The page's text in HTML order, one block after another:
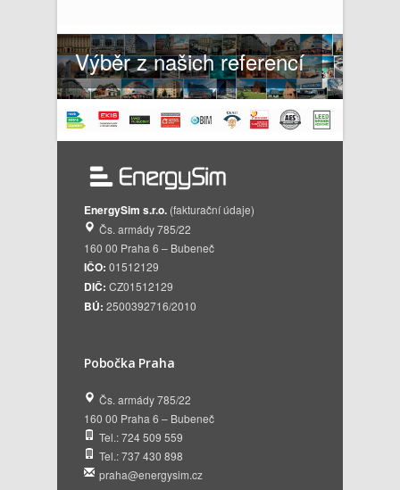
Výběr z našich referencí
EnergySim s.r.o. (fakturační údaje)
Čs. armády 785/22
160 00 Praha 6 – Bubeneč
IČO: 01512129
DIČ: CZ01512129
BÚ: 2500392716/2010
Pobočka Praha
Čs. armády 785/22
160 00 Praha 6 – Bubeneč
Tel.: 724 509 559
Tel.: 737 430 898
praha@energysim.cz